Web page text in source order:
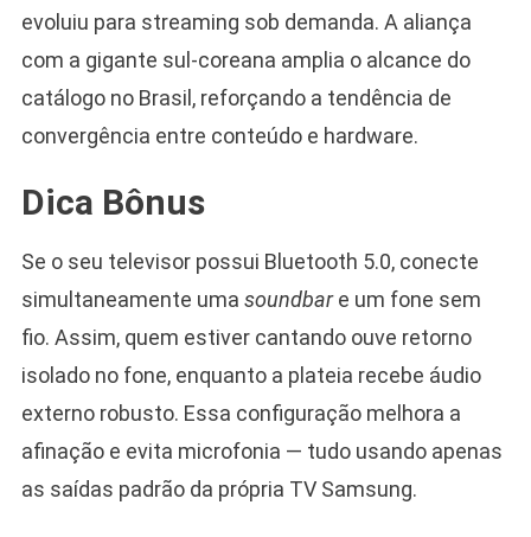
evoluiu para streaming sob demanda. A aliança
com a gigante sul-coreana amplia o alcance do
catálogo no Brasil, reforçando a tendência de
convergência entre conteúdo e hardware.
Dica Bônus
Se o seu televisor possui Bluetooth 5.0, conecte
simultaneamente uma soundbare um fone sem
fio. Assim, quem estiver cantando ouve retorno
isolado no fone, enquanto a plateia recebe áudio
externo robusto. Essa configuração melhora a
afinação e evita microfonia — tudo usando apenas
as saídas padrão da própria TV Samsung.